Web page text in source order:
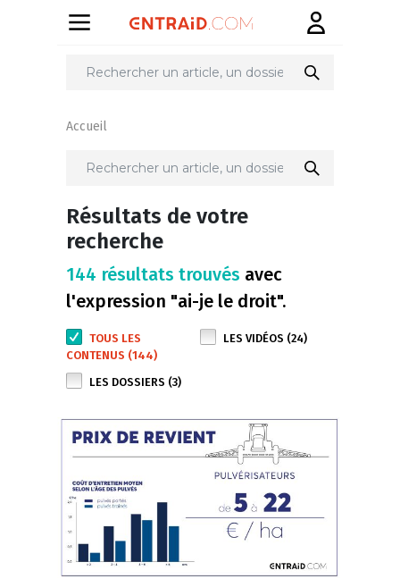
Accueil
Résultats de votre
recherche
144 résultats trouvés avec
l'expression "ai-je le droit".
TOUS LES
CONTENUS (144)
LES VIDÉOS (24)
LES DOSSIERS (3)